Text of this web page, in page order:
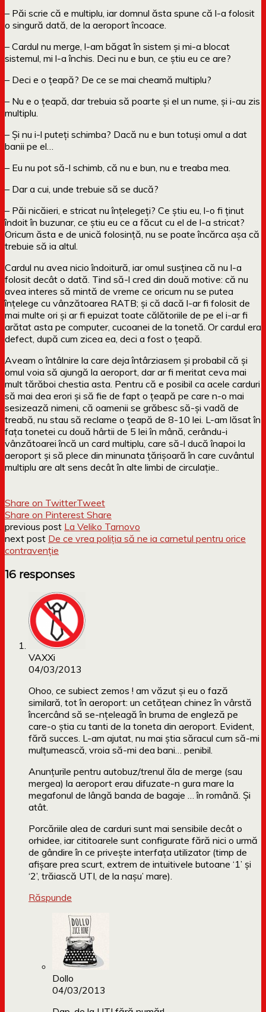
– Păi scrie că e multiplu, iar domnul ăsta spune că l-a folosit
o singură dată, de la aeroport încoace.
– Cardul nu merge, l-am băgat în sistem și mi-a blocat
sistemul, mi l-a închis. Deci nu e bun, ce știu eu ce are?
– Deci e o țeapă? De ce se mai cheamă multiplu?
– Nu e o țeapă, dar trebuia să poarte și el un nume, și i-au zis
multiplu.
– Și nu i-l puteți schimba? Dacă nu e bun totuși omul a dat
banii pe el…
– Eu nu pot să-l schimb, că nu e bun, nu e treaba mea.
– Dar a cui, unde trebuie să se ducă?
– Păi nicăieri, e stricat nu înțelegeți? Ce știu eu, l-o fi ținut
îndoit în buzunar, ce știu eu ce a făcut cu el de l-a stricat?
Oricum ăsta e de unică folosință, nu se poate încărca așa că
trebuie să ia altul.
Cardul nu avea nicio îndoitură, iar omul susținea că nu l-a
folosit decât o dată. Tind să-l cred din două motive: că nu
avea interes să mintă de vreme ce oricum nu se putea
înțelege cu vânzătoarea RATB; și că dacă l-ar fi folosit de
mai multe ori și ar fi epuizat toate călătoriile de pe el i-ar fi
arătat asta pe computer, cucoanei de la tonetă. Or cardul era
defect, după cum zicea ea, deci a fost o țeapă.
Aveam o întâlnire la care deja întârziasem și probabil că și
omul voia să ajungă la aeroport, dar ar fi meritat ceva mai
mult tărăboi chestia asta. Pentru că e posibil ca acele carduri
să mai dea erori și să fie de fapt o țeapă pe care n-o mai
sesizează nimeni, că oamenii se grăbesc să-și vadă de
treabă, nu stau să reclame o țeapă de 8-10 lei. L-am lăsat în
fața tonetei cu două hârtii de 5 lei în mână, cerându-i
vânzătoarei încă un card multiplu, care să-l ducă înapoi la
aeroport și să plece din minunata țărișoară în care cuvântul
multiplu are alt sens decât în alte limbi de circulație..
Share on TwitterTweet
Share on Pinterest Share
previous post La Veliko Tarnovo
next post De ce vrea poliția să ne ia carnetul pentru orice
contravenție
16 responses
VAXXi
04/03/2013
Ohoo, ce subiect zemos ! am văzut și eu o fază
similară, tot în aeroport: un cetățean chinez în vârstă
încercând să se-nțeleagă în bruma de engleză pe
care-o știa cu tanti de la toneta din aeroport. Evident,
fără succes. L-am ajutat, nu mai știa săracul cum să-mi
mulțumească, vroia să-mi dea bani… penibil.
Anunțurile pentru autobuz/trenul ăla de merge (sau
mergea) la aeroport erau difuzate-n gura mare la
megafonul de lângă banda de bagaje … în română. Și
atât.
Porcăriile alea de carduri sunt mai sensibile decât o
orhidee, iar cititoarele sunt configurate fără nici o urmă
de gândire în ce privește interfața utilizator (timp de
afișare prea scurt, extrem de intuitivele butoane ‘1’ și
‘2’, trăiască UTI, de la nașu’ mare).
Răspunde
Dollo
04/03/2013